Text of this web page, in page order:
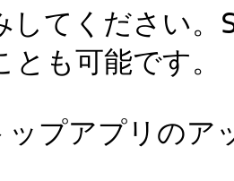
してください
も可能です。
プアプリのア